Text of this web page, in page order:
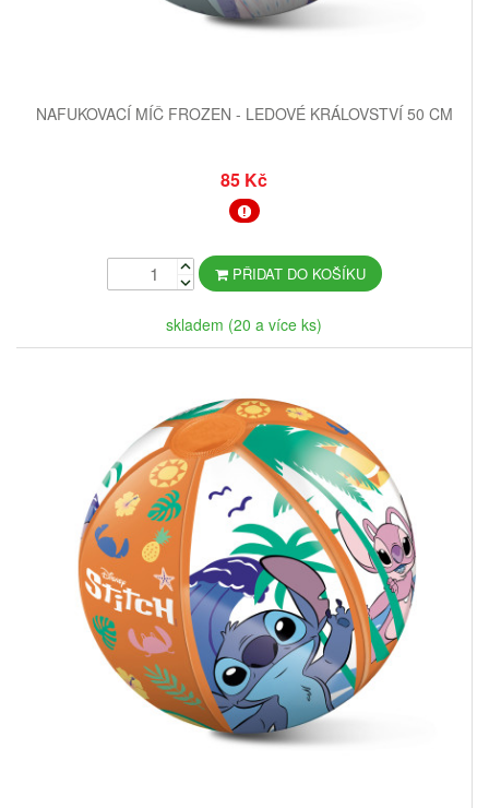
NAFUKOVACÍ MÍČ FROZEN - LEDOVÉ KRÁLOVSTVÍ 50 CM
85 Kč
PŘIDAT DO KOŠÍKU
skladem (20 a více ks)